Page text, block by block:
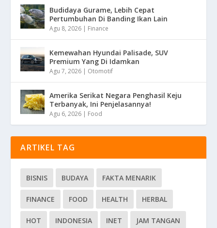
Budidaya Gurame, Lebih Cepat
Pertumbuhan Di Banding Ikan Lain
Agu 8, 2026 | Finance
Kemewahan Hyundai Palisade, SUV
Premium Yang Di Idamkan
Agu 7, 2026 | Otomotif
Amerika Serikat Negara Penghasil Keju
Terbanyak, Ini Penjelasannya!
Agu 6, 2026 | Food
ARTIKEL TAG
BISNIS BUDAYA FAKTA MENARIK
FINANCE FOOD HEALTH HERBAL
HOT INDONESIA INET JAM TANGAN